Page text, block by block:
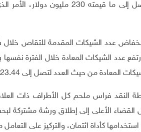
نفسها بنسبة 4%، لتصل إلى ما
المعادة من حيث العدد لتصل إلى 23.44%.
النقد فراس ملحم كل الأطراف ذات
الأعلى إلى إطلاق ورشة مشتركة
كأداة ائتمان، والتركيز على التعامل